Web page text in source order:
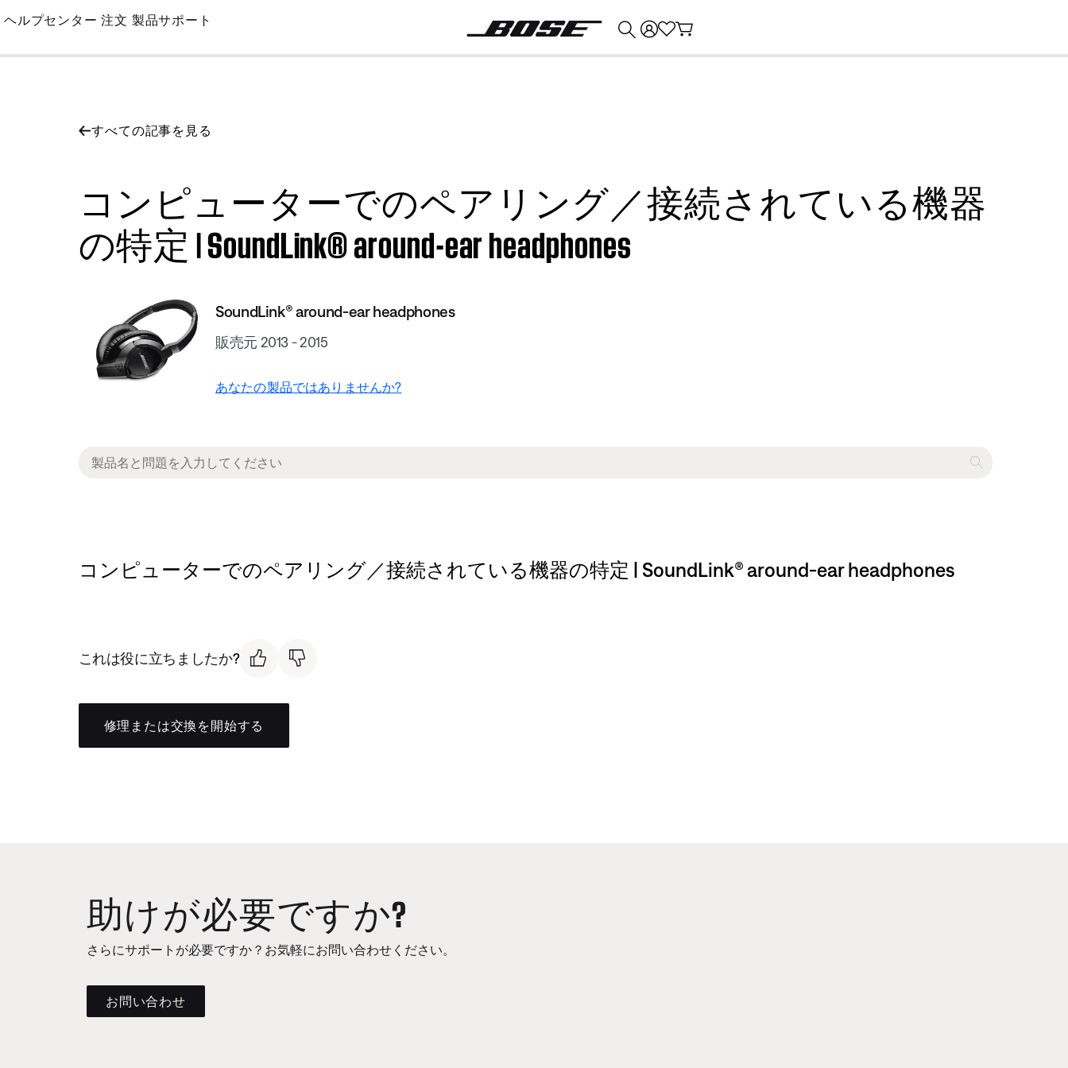
Skip
Main
ヘルプセンター 注文 製品サポート
すべての記事を見る
コンピューターでのペアリング／接続されている機器
の特定 | SoundLink® around-ear headphones
SoundLink® around-ear headphones
販売元 2013 - 2015
あなたの製品ではありませんか?
コンピューターでのペアリング／接続されている機器の特定 | SoundLink® around-ear headphones
これは役に立ちましたか?
修理または交換を開始する
助けが必要ですか?
さらにサポートが必要ですか？お気軽にお問い合わせください。
お問い合わせ